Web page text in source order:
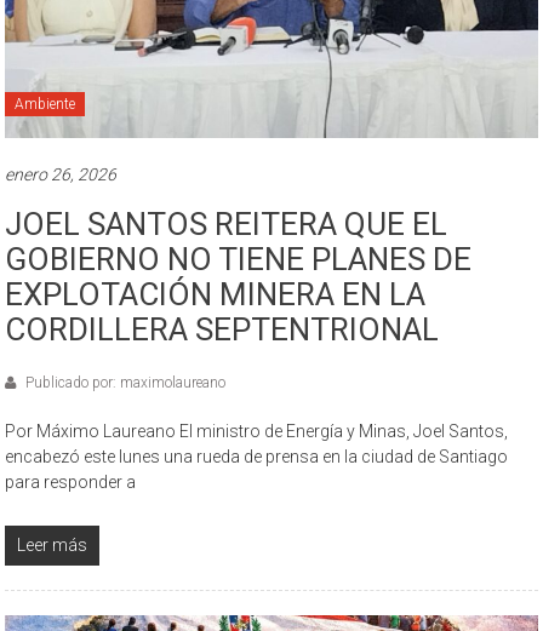
Ambiente
enero 26, 2026
JOEL SANTOS REITERA QUE EL
GOBIERNO NO TIENE PLANES DE
EXPLOTACIÓN MINERA EN LA
CORDILLERA SEPTENTRIONAL
Publicado por: maximolaureano
Por Máximo Laureano El ministro de Energía y Minas, Joel Santos,
encabezó este lunes una rueda de prensa en la ciudad de Santiago
para responder a
Leer más